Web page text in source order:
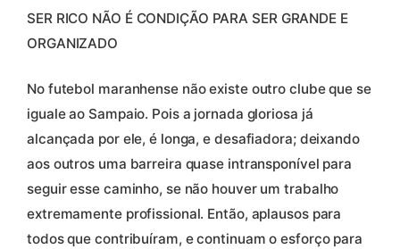
SER RICO NÃO É CONDIÇÃO PARA SER GRANDE E
ORGANIZADO
No futebol maranhense não existe outro clube que se
iguale ao Sampaio. Pois a jornada gloriosa já
alcançada por ele, é longa, e desafiadora; deixando
aos outros uma barreira quase intransponível para
seguir esse caminho, se não houver um trabalho
extremamente profissional. Então, aplausos para
todos que contribuíram, e continuam o esforço para